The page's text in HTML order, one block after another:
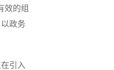
效的组
政务
引入